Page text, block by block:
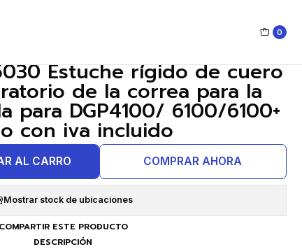
0
Estuche rígido de cuero
de la correa para la
para DGP4100/ 6100/6100+
con iva incluido
AL CARRO COMPRAR AHORA
Mostrar stock de ubicaciones
COMPARTIR ESTE PRODUCTO
DESCRIPCIÓN